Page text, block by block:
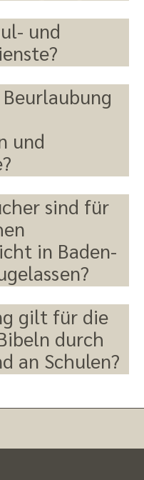
und
und
sind für
in Baden-
gilt für die
durch
an Schulen?